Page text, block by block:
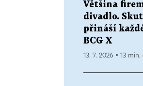
Většina
divadlo.
přináší
BCG X
13. 7. 2026 ▪ 13 min.